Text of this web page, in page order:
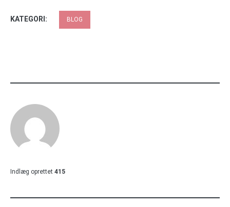
KATEGORI: BLOG
Indlæg oprettet 415